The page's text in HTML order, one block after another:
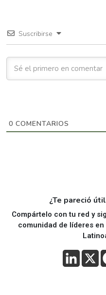
Suscribirse
0 COMENTARIOS
¿Te pareció
Compártelo con tu red y
comunidad de líderes